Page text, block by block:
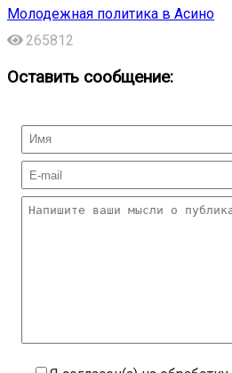
Молодежная политика в Асино
265812
Оставить сообщение: